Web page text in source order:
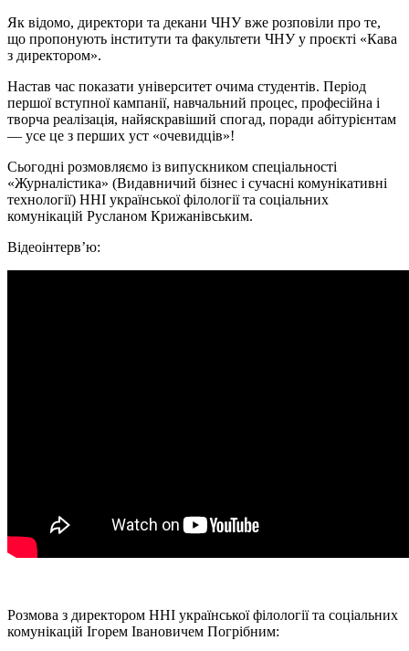
Як відомо, директори та декани ЧНУ вже розповіли про те,
що пропонують інститути та факультети ЧНУ у проєкті «Кава
з директором».
Настав час показати університет очима студентів. Період
першої вступної кампанії, навчальний процес, професійна і
творча реалізація, найяскравіший спогад, поради абітурієнтам
— усе це з перших уст «очевидців»!
Сьогодні розмовляємо із випускником спеціальності
«Журналістика» (Видавничий бізнес і сучасні комунікативні
технології) ННІ української філології та соціальних
комунікацій Русланом Крижанівським.
Відеоінтерв’ю:
Розмова з директором ННІ української філології та соціальних
комунікацій Ігорем Івановичем Погрібним: